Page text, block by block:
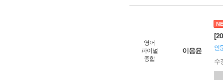
영어
파이널
종합
이응윤 인
수